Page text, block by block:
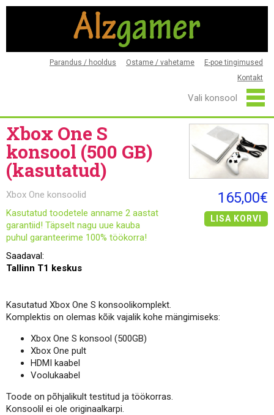
Parandus / hooldus Ostame / vahetame
E-poe tingimused
Kontakt
Xbox One S
konsool (500 GB)
(kasutatud)
Xbox One konsoolid
Kasutatud toodetele anname 2 aastat
garantiid! Täpselt nagu uue kauba
puhul garanteerime 100% töökorra!
Saadaval:
Tallinn T1 keskus
165,00€
LISA KORVI
Kasutatud Xbox One S konsoolikomplekt.
Komplektis on olemas kõik vajalik kohe mängimiseks:
Xbox One S konsool (500GB)
Xbox One pult
HDMI kaabel
Voolukaabel
Toode on põhjalikult testitud ja töökorras.
Konsoolil ei ole originaalkarpi.